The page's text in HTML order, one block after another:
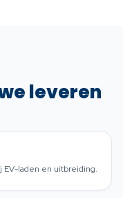
leveren
EV-laden en uitbreiding.